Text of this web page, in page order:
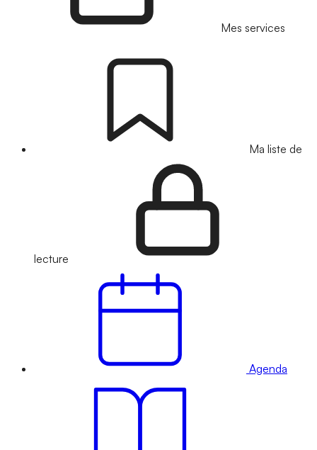
Mes services
Ma liste de
lecture
Agenda